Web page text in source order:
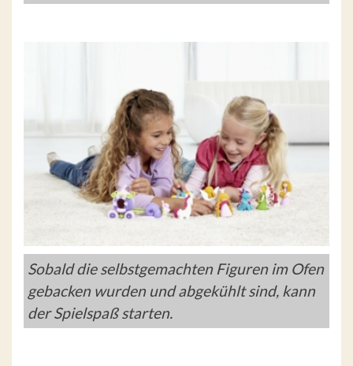
Sobald die selbstgemachten Figuren im Ofen
gebacken wurden und abgekühlt sind, kann
der Spielspaß starten.